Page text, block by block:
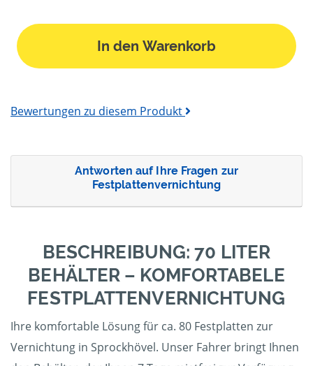
In den Warenkorb
Bewertungen zu diesem Produkt
Antworten auf Ihre Fragen zur
Festplattenvernichtung
BESCHREIBUNG: 70 LITER
BEHÄLTER – KOMFORTABELE
FESTPLATTENVERNICHTUNG
Ihre komfortable Lösung für ca. 80 Festplatten zur
Vernichtung in Sprockhövel. Unser Fahrer bringt Ihnen